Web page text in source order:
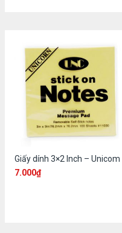
Giấy dính 3×2 Inch – Unicom
7.000₫